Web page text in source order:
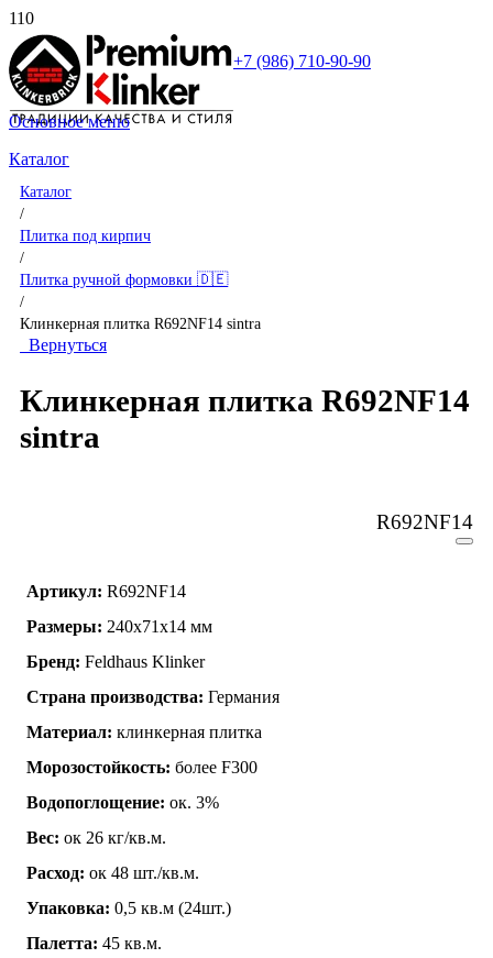
+7 (986) 710-90-90
Основное меню
Каталог
Каталог
/
Плитка под кирпич
/
Плитка ручной формовки 🇩🇪
/
Клинкерная плитка R692NF14 sintra
Вернуться
Клинкерная плитка R692NF14
sintra
R692NF14
Артикул: R692NF14
Размеры: 240x71x14 мм
Бренд: Feldhaus Klinker
Страна производства: Германия
Материал: клинкерная плитка
Морозостойкость: более F300
Водопоглощение: ок. 3%
Вес: ок 26 кг/кв.м.
Расход: ок 48 шт./кв.м.
Упаковка: 0,5 кв.м (24шт.)
Палетта: 45 кв.м.